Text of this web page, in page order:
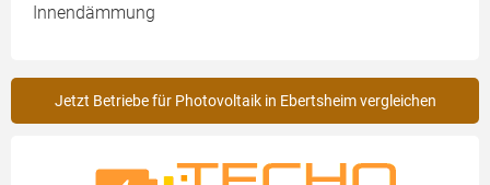
Innendämmung
Jetzt Betriebe für Photovoltaik in Ebertsheim vergleichen